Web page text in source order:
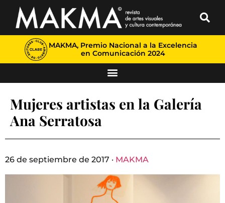
MAKMA, Premio Nacional a la Excelencia
en Comunicación 2024
Mujeres artistas en la Galería
Ana Serratosa
26 de septiembre de 2017 · MAKMA